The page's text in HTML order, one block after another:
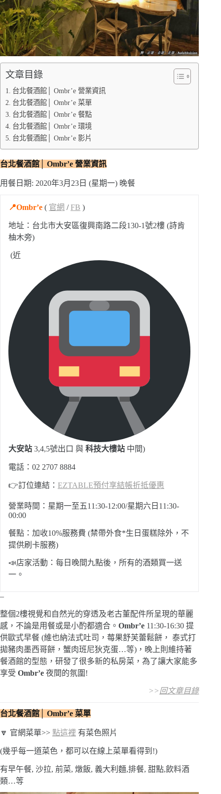
文章目錄
台北餐酒館│ Ombr’e 營業資訊
台北餐酒館│ Ombr’e 菜單
台北餐酒館│ Ombr’e 餐點
台北餐酒館│ Ombr’e 環境
台北餐酒館│ Ombr’e 影片
台北餐酒館│ Ombr’e 營業資訊
用餐日期: 2020年3月23日 (星期一) 晚餐
📍Ombr’e ( 官網 /FB )
地址：台北市大安區復興南路二段130-1號2樓 (詩肯
柚木旁)
(近
大安站 3,4,5號出口 與 科技大樓站 中間)
電話：02 2707 8884
👉訂位連結： EZTABLE預付享結帳折抵優惠
營業時間：星期一至五11:30-12:00/星期六日11:30-
00:00
餐點：加收10%服務費 (禁帶外食*生日蛋糕除外，不
提供刷卡服務)
📣店家活動：每日晚間九點後，所有的酒類買一送
一。
–
整個2樓視覺和自然光的穿透及老古董配件所呈現的華麗
感，不論是用餐或是小酌都適合。 Ombr’e 11:30-16:30 提
供歐式早餐 (維也納法式吐司，莓果舒芙蕾鬆餅， 泰式打
拋豬肉墨西哥餅，蟹肉班尼狄克蛋…等)，晚上則維持著
餐酒館的型態，研發了很多新的私房菜，為了讓大家能多
享受 Ombr’e 夜間的氛圍!
>>回文章目錄
台北餐酒館│ Ombr’e 菜單
🔽 官網菜單>> 點這裡 有菜色照片
(幾乎每一道菜色，都可以在線上菜單看得到!)
有早午餐, 沙拉, 前菜, 燉飯, 義大利麵,排餐, 甜點,飲料酒
類…等